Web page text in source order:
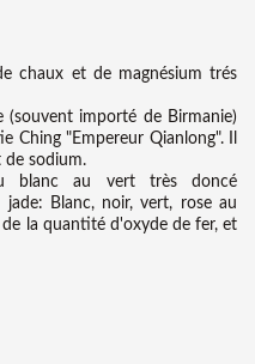
chaux et de magnésium trés
(souvent importé de Birmanie)
Ching "Empereur Qianlong". Il
de sodium.
blanc au vert très doncé
Blanc, noir, vert, rose au
la quantité d'oxyde de fer, et